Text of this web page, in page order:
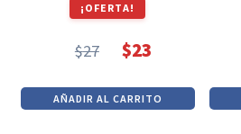
¡OFERTA!
$27
precio
original
$23
precio
actual
AÑADIR AL CARRITO